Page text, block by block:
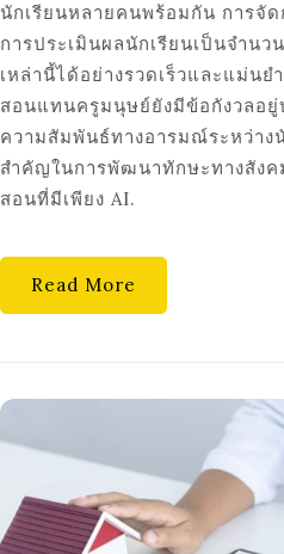
นักเรียนหลายคนพร้อมกัน การจั
การประเมินผลนักเรียนเป็นจำน
เหล่านี้ได้อย่างรวดเร็วและแม่น
สอนแทนครูมนุษย์ยังมีข้อกังวลอ
ความสัมพันธ์ทางอารมณ์ระหว่าง
สำคัญในการพัฒนาทักษะทางสังค
สอนที่มีเพียง AI.
Read More